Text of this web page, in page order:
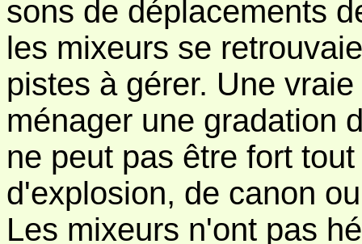
sons de déplacements
les mixeurs se
pistes à gérer. Une
ménager une gradation
ne peut pas être fort
d'explosion, de canon
Les mixeurs n'ont pas